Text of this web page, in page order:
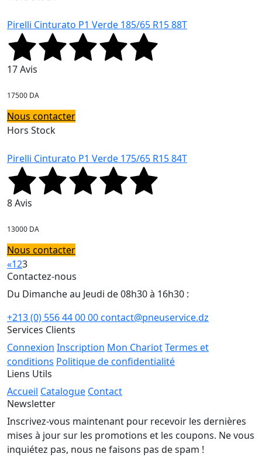
Pirelli Cinturato P1 Verde 185/65 R15 88T
17 Avis
17500 DA
Nous contacter
Hors Stock
Pirelli Cinturato P1 Verde 175/65 R15 84T
8 Avis
13000 DA
Nous contacter
«123
Contactez-nous
Du Dimanche au Jeudi de 08h30 à 16h30 :
+213 (0) 556 44 00 00contact@pneuservice.dz
Services Clients
Connexion Inscription Mon ChariotTermes et
conditions Politique de confidentialité
Liens Utils
Accueil Catalogue Contact
Newsletter
Inscrivez-vous maintenant pour recevoir les dernières
mises à jour sur les promotions et les coupons. Ne vous
inquiétez pas, nous ne faisons pas de spam !